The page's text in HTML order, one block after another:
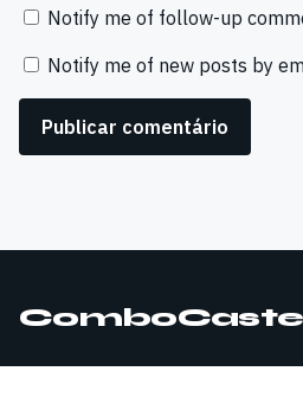
Notify me of follow-up
Notify me of new posts by